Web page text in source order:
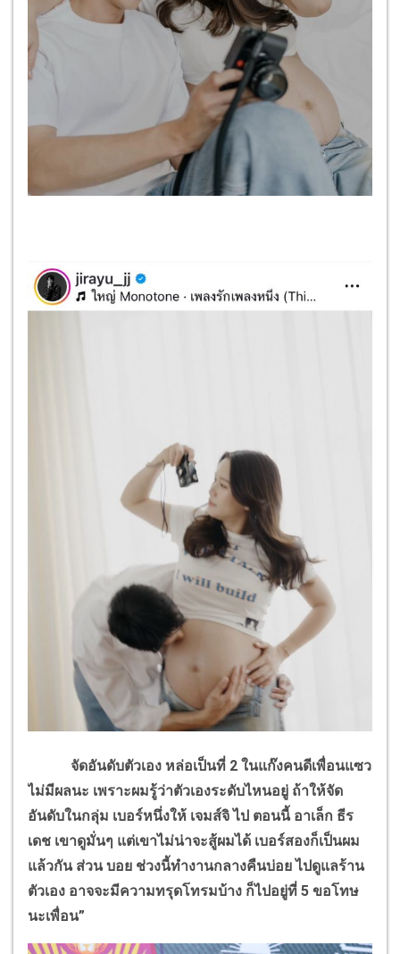
จัดอันดับตัวเอง หล่อเป็นที่ 2 ในแก๊งคนดีเพื่อนแซว
ไม่มีผลนะ เพราะผมรู้ว่าตัวเองระดับไหนอยู่ ถ้าให้จัด
อันดับในกลุ่ม เบอร์หนึ่งให้ เจมส์จิ ไป ตอนนี้ อาเล็ก ธีร
เดช เขาดูมั่นๆ แต่เขาไม่น่าจะสู้ผมได้ เบอร์สองก็เป็นผม
แล้วกัน ส่วน บอย ช่วงนี้ทำงานกลางคืนบ่อย ไปดูแลร้าน
ตัวเอง อาจจะมีความทรุดโทรมบ้าง ก็ไปอยู่ที่ 5 ขอโทษ
นะเพื่อน”